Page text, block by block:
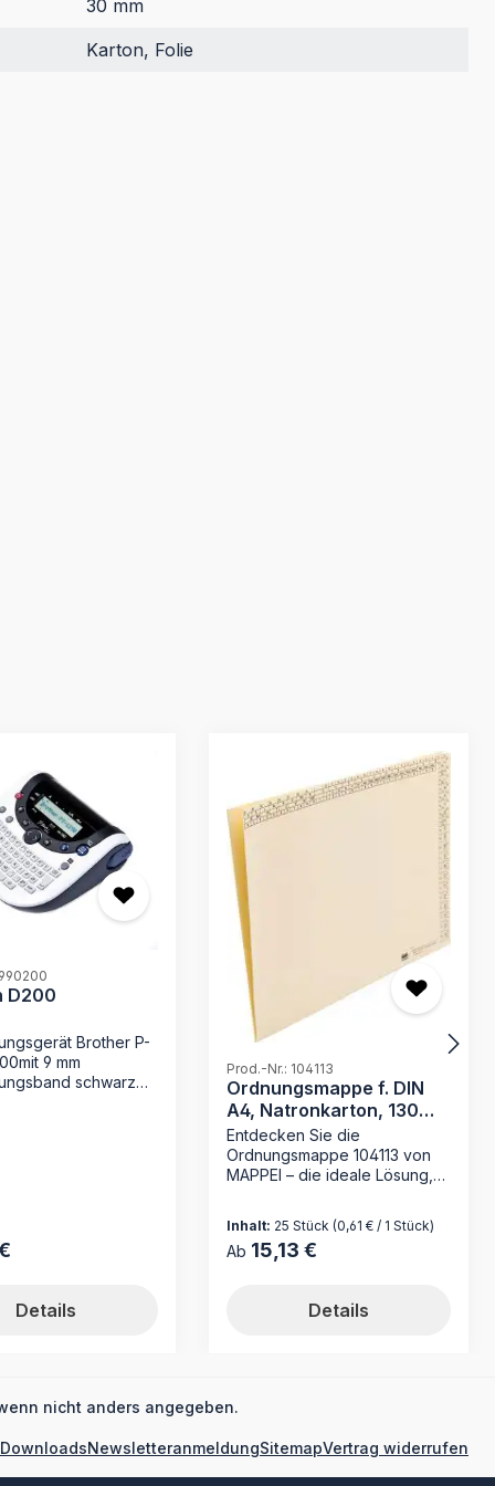
30 mm
Karton, Folie
D200
Brother P-
9 mm
schwarz
Details
Prod.-Nr.: 104113
Ordnungsmappe f. DIN
A4, Natronkarton, 130
g/qm
Entdecken Sie die
Ordnungsmappe 104113 von
MAPPEI – die ideale Lösung,
zu organisieren. Hergestellt
aus qualitativ hochwertigem
Natronkarton mit 120 g/m²,
sondern auch durch ihre
hochwertigen Materials und
sind Ihre Dokumente stets
sicher aufbewahrt. Die alpha-
Inhalt: 25 Stück (0,61 € / 1 Stück)
Regulärer Preis:
Ab 15,13 €
Details
nicht anders angegeben.
DownloadsNewsletteranmeldungSitemapVertrag widerrufen